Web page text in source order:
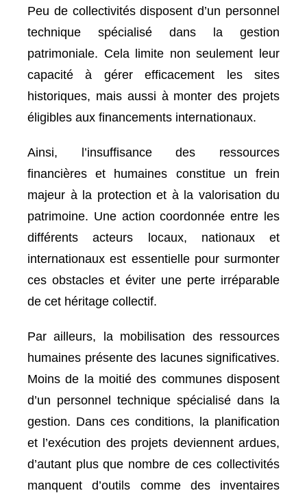
Peu de collectivités disposent d’un personnel
technique spécialisé dans la gestion
patrimoniale. Cela limite non seulement leur
capacité à gérer efficacement les sites
historiques, mais aussi à monter des projets
éligibles aux financements internationaux.
Ainsi, l’insuffisance des ressources
financières et humaines constitue un frein
majeur à la protection et à la valorisation du
patrimoine. Une action coordonnée entre les
différents acteurs locaux, nationaux et
internationaux est essentielle pour surmonter
ces obstacles et éviter une perte irréparable
de cet héritage collectif.
Par ailleurs, la mobilisation des ressources
humaines présente des lacunes significatives.
Moins de la moitié des communes disposent
d’un personnel technique spécialisé dans la
gestion. Dans ces conditions, la planification
et l’exécution des projets deviennent ardues,
d’autant plus que nombre de ces collectivités
manquent d’outils comme des inventaires